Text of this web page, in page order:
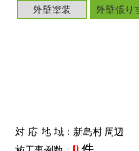
外壁塗装 外壁張り
対応地域：新島村 周辺